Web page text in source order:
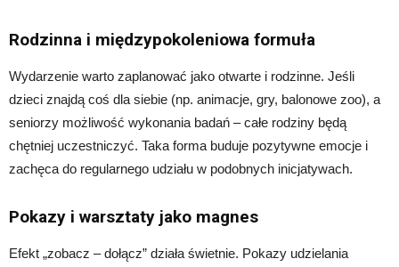
Rodzinna i międzypokoleniowa formuła
Wydarzenie warto zaplanować jako otwarte i rodzinne. Jeśli
dzieci znajdą coś dla siebie (np. animacje, gry, balonowe zoo), a
seniorzy możliwość wykonania badań – całe rodziny będą
chętniej uczestniczyć. Taka forma buduje pozytywne emocje i
zachęca do regularnego udziału w podobnych inicjatywach.
Pokazy i warsztaty jako magnes
Efekt „zobacz – dołącz” działa świetnie. Pokazy udzielania